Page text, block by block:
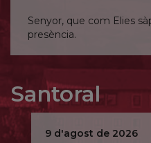
Senyor, que com Elies
presència.
Santoral
9 d'agost de 2026